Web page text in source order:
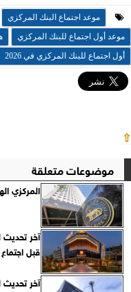
موعد اجتماع البنك المركزي
موعد أول اجتماع للبنك المركزي
أول اجتماع للبنك المركزي في 2026
⇧
موضوعات متعلقة
المركزي
آخر تحديث
قبل اجتماع
آخر تحديث